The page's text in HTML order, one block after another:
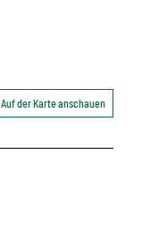
Auf der Karte anschauen